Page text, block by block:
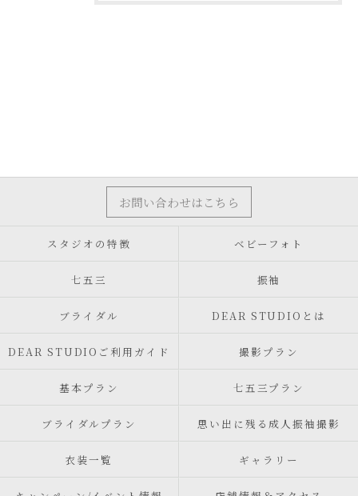
お問い合わせはこちら
スタジオの特徴 ベビーフォト
七五三 振袖
ブライダル DEAR STUDIOとは
DEAR STUDIOご利用ガイド 撮影プラン
基本プラン 七五三プラン
ブライダルプラン 思い出に残る成人振袖撮影
衣装一覧 ギャラリー